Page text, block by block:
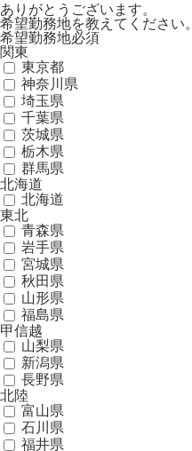
ありがとうございます。
希望勤務地を教えてください。
希望勤務地必須
関東
東京都
神奈川県
埼玉県
千葉県
茨城県
栃木県
群馬県
北海道
北海道
東北
青森県
岩手県
宮城県
秋田県
山形県
福島県
甲信越
山梨県
新潟県
長野県
北陸
富山県
石川県
福井県